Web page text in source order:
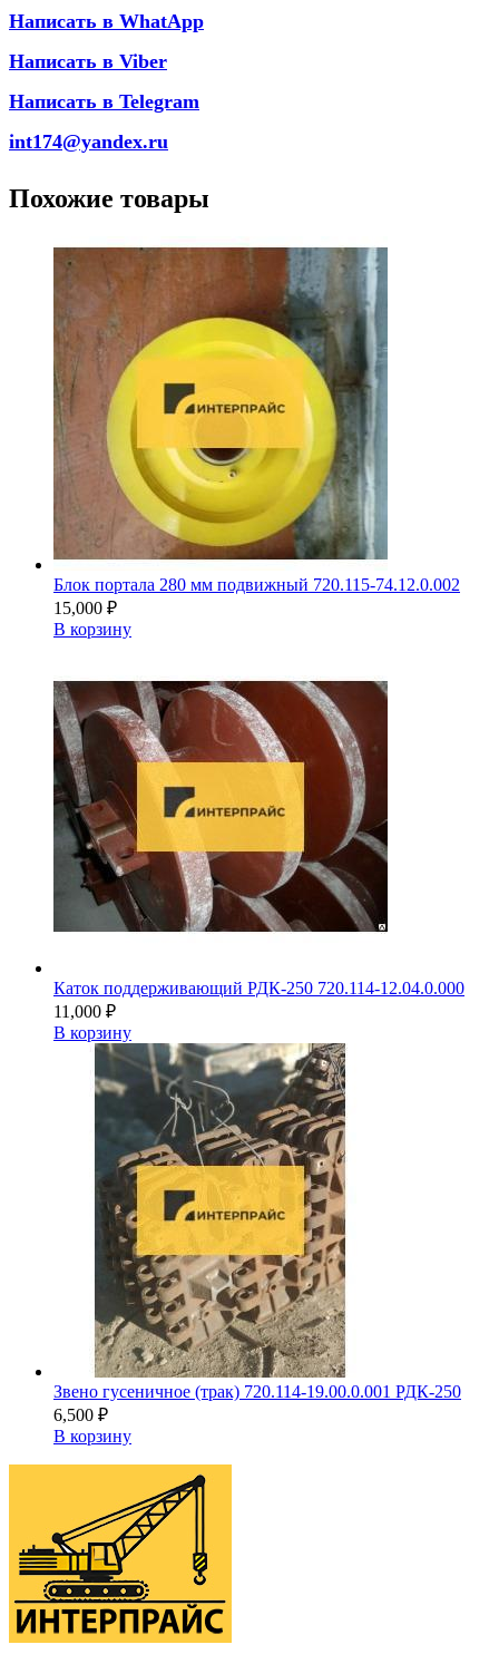
Написать в WhatApp
Написать в Viber
Написать в Telegram
int174@yandex.ru
Похожие товары
Блок портала 280 мм подвижный 720.115-74.12.0.002
15,000 ₽
В корзину
Каток поддерживающий РДК-250 720.114-12.04.0.000
11,000 ₽
В корзину
Звено гусеничное (трак) 720.114-19.00.0.001 РДК-250
6,500 ₽
В корзину